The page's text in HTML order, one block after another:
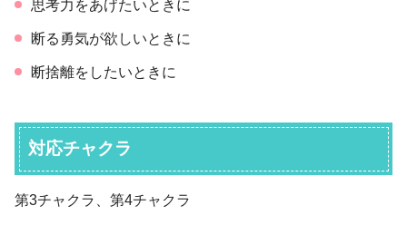
思考力をあげたいときに
断る勇気が欲しいときに
断捨離をしたいときに
対応チャクラ
第3チャクラ、第4チャクラ